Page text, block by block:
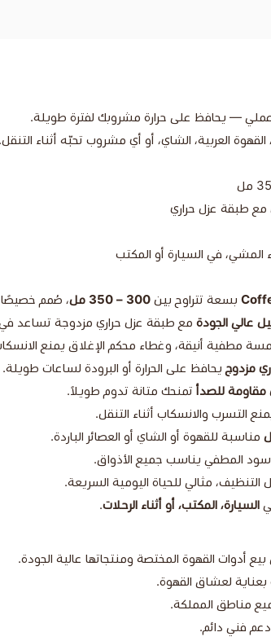
— يحافظ على حرارة مشروبك لفترة طويلة.
العربية، الشاي، أو أي مشروب تحبّه أثناء التنقل.
طبقة عزل حراري
المشي، في السيارة أو المكتب
بسعة تتراوح بين 300 – 350 مل
، صُمم خصيصًا
عالي الجودة مع طبقة عزل حراري مزدوجة تساعد في
مطفية أنيقة، وغطاء محكم الإغلاق يمنع الانسكاب
مزدوج يحافظ على الحرارة أو البرودة لساعات طويلة.
للصدأ تمنحك متانة تدوم طويلاً.
التسرب والانسكاب أثناء التنقل.
مناسبة للقهوة أو الشاي أو العصائر الباردة.
المطفي يناسب جميع الأذواق.
مثالي للحياة اليومية السريعة.
السيارة، المكتب، أو أثناء الرحلات.
أدوات القهوة المختصة ومنتجاتها عالية الجودة.
بعناية لعشاق القهوة.
مناطق المملكة.
فني دائم.